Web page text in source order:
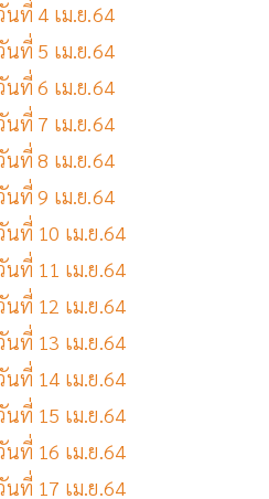
นที่ 4 เม.ย.64
นที่ 5 เม.ย.64
นที่ 6 เม.ย.64
นที่ 7 เม.ย.64
นที่ 8 เม.ย.64
นที่ 9 เม.ย.64
นที่ 10 เม.ย.64
นที่ 11 เม.ย.64
นที่ 12 เม.ย.64
นที่ 13 เม.ย.64
นที่ 14 เม.ย.64
นที่ 15 เม.ย.64
นที่ 16 เม.ย.64
นที่ 17 เม.ย.64